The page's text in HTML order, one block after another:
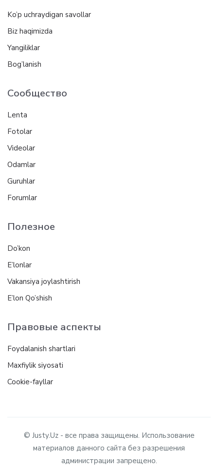
Ko’p uchraydigan savollar
Biz haqimizda
Yangiliklar
Bog’lanish
Сообщество
Lenta
Fotolar
Videolar
Odamlar
Guruhlar
Forumlar
Полезное
Do’kon
E’lonlar
Vakansiya joylashtirish
E’lon Qo’shish
Правовые аспекты
Foydalanish shartlari
Maxfiylik siyosati
Cookie-fayllar
© Justy.Uz - все права защищены. Использование
материалов данного сайта без разрешения
администрации запрещено.